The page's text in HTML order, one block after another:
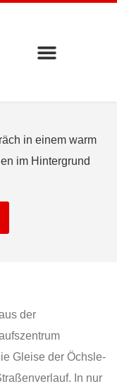
der
Gleise der Öchsle-
In nur